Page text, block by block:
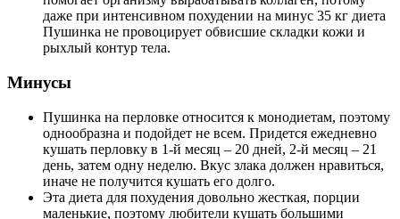
даже при интенсивном похудении на минус 35 кг диета
Пушинка не провоцирует обвисшие складки кожи и
рыхлый контур тела.
Минусы
Пушинка на перловке относится к монодиетам, поэтому
однообразна и подойдет не всем. Придется ежедневно
кушать перловку в 1-й месяц – 20 дней, 2-й месяц – 21
день, затем одну неделю. Вкус злака должен нравиться,
иначе не получится кушать его долго.
Эта диета для похудения довольно жесткая, порции
маленькие, поэтому любители кушать большими